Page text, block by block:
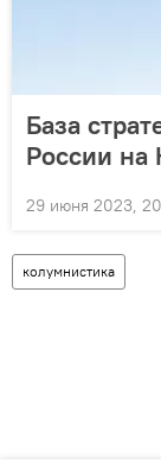
База
России на
29 июня 2023,
колумнистика